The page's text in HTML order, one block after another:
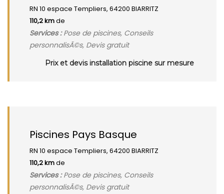
RN 10 espace Templiers, 64200 BIARRITZ
110,2 kmde
Services :Pose de piscines, Conseils
personnalisÃ©s, Devis gratuit
Prix et devis installation piscine sur mesure
Piscines Pays Basque
RN 10 espace Templiers, 64200 BIARRITZ
110,2 kmde
Services :Pose de piscines, Conseils
personnalisÃ©s, Devis gratuit